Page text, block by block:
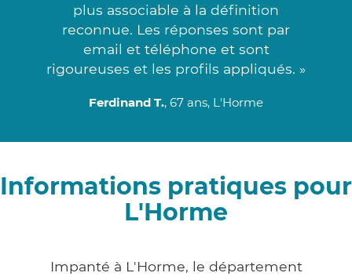
plus associable à la définition
reconnue. Les réponses sont par
email et téléphone et sont
rigoureuses et les profils appliqués. »
Ferdinand T., 67 ans, L'Horme
Informations pratiques pour
L'Horme
Impanté à L'Horme, le département